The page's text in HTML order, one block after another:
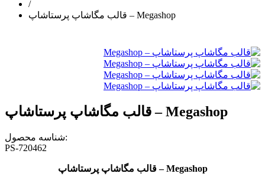
/
قالب مگاشاپ پرستاشاپ – Megashop
قالب مگاشاپ پرستاشاپ – Megashop
شناسه محصول:
PS-720462
قالب مگاشاپ پرستاشاپ –Megashop